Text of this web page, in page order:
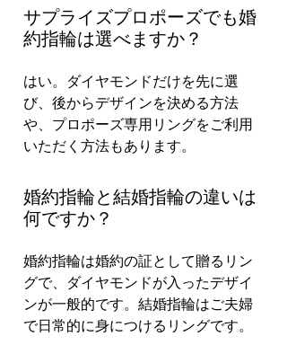
サプライズプロポーズでも婚
約指輪は選べますか？
はい。ダイヤモンドだけを先に選
び、後からデザインを決める方法
や、プロポーズ専用リングをご利用
いただく方法もあります。
婚約指輪と結婚指輪の違いは
何ですか？
婚約指輪は婚約の証として贈るリン
グで、ダイヤモンドが入ったデザイ
ンが一般的です。結婚指輪はご夫婦
で日常的に身につけるリングです。